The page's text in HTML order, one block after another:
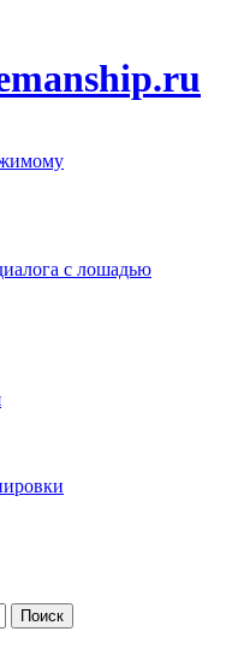
с лошадью